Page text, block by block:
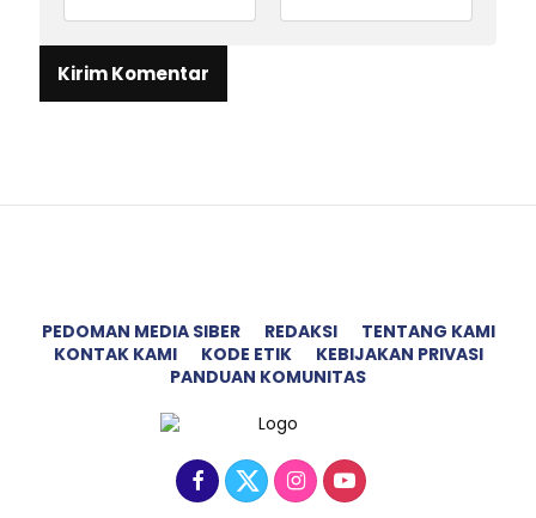
PEDOMAN MEDIA SIBER REDAKSI
TENTANG KAMI
KONTAK KAMI
KODE ETIK
KEBIJAKAN PRIVASI
PANDUAN KOMUNITAS